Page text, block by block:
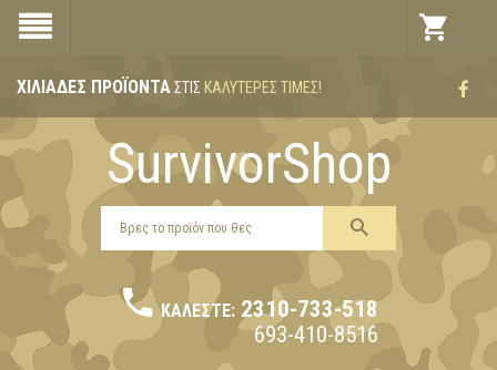
ΧΙΛΙΆΔΕΣ ΠΡΟΪΌΝΤΑΣΤΙΣ ΚΑΛΎΤΕΡΕΣ ΤΙΜΈΣ!
SurvivorShop
ΚΑΛΈΣΤΕ: 2310-733-518
693-410-8516